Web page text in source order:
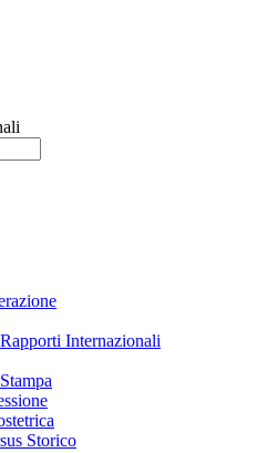
Rapporti Internazionali
Storico